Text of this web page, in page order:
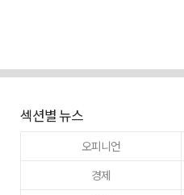
섹션별 뉴스
오피니언
경제